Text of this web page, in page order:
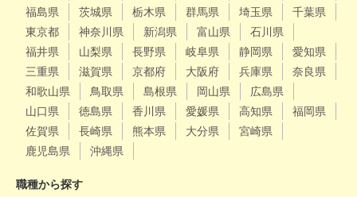
福島県
茨城県 栃木県 群馬県 埼玉県
千葉県
東京都
神奈川県 新潟県 富山県
石川県
福井県
山梨県 長野県 岐阜県 静岡県
愛知県
三重県
滋賀県 京都府 大阪府 兵庫県
奈良県
和歌山県
鳥取県 島根県 岡山県
広島県
山口県
徳島県 香川県 愛媛県 高知県
福岡県
佐賀県
長崎県 熊本県 大分県
宮崎県
鹿児島県
沖縄県
職種から探す